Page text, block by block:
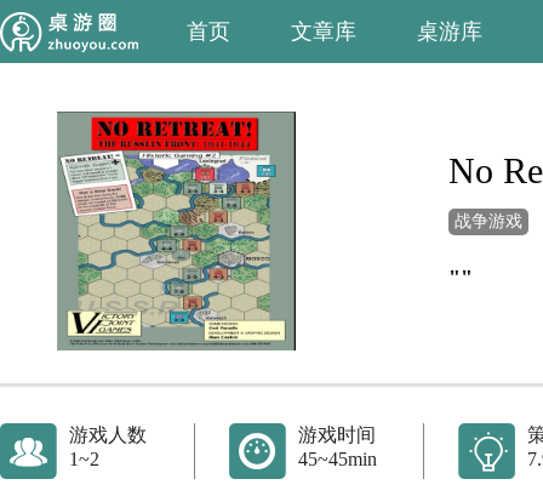
首页 文章库 桌游库
No
战争游戏
""
游戏人数
1~2
游戏时间
45~45min